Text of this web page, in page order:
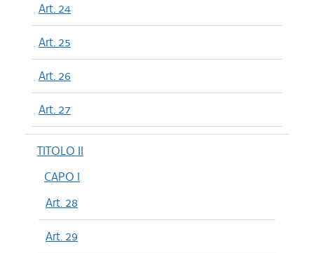
Art. 24
Art. 25
Art. 26
Art. 27
TITOLO II
CAPO I
Art. 28
Art. 29